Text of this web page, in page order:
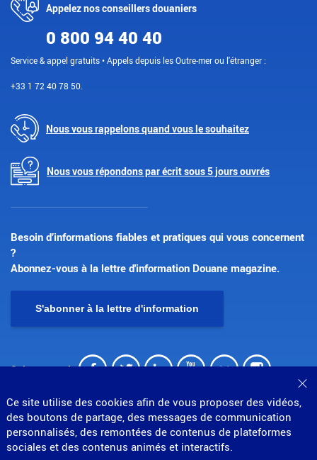
Ce site utilise des cookies afin de vous proposer des vidéos,
des boutons de partage, des messages de communication
personnalisés, des remontées de contenus de plateformes
sociales et des contenus animés et interactifs.
Appelez nos conseillers douaniers
0 800 94 40 40
Service & appel gratuits • Appels depuis les Outre-mer ou l'étranger :
+33 1 72 40 78 50.
Nous vous rappelons quand vous le souhaitez
Nous vous répondons par écrit sous 5 jours ouvrés
Besoin d’informations fiables et pratiques qui vous concernent
?
Abonnez-vous à la lettre d'information Douane magazine.
S'abonner à la lettre d'information
Suivez-nous ! Facebook
Twitter
LinkedIn
Youtube
Flickr